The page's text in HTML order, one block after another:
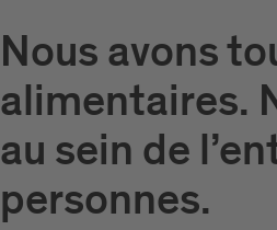
Nous avons
alimentaires.
au sein de
personnes.